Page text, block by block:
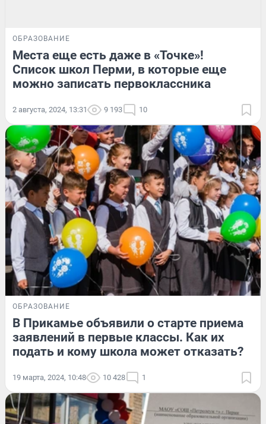
ОБРАЗОВАНИЕ
Места еще есть даже в «Точке»!
Список школ Перми, в которые еще
можно записать первоклассника
2 августа, 2024, 13:31 9 193 10
ОБРАЗОВАНИЕ
В Прикамье объявили о старте приема
заявлений в первые классы. Как их
подать и кому школа может отказать?
19 марта, 2024, 10:48 10 428 1